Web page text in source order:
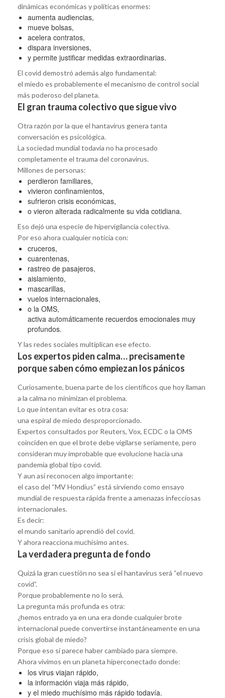
dinámicas económicas y políticas enormes:
aumenta audiencias,
mueve bolsas,
acelera contratos,
dispara inversiones,
y permite justificar medidas extraordinarias.
El covid demostró además algo fundamental:
el miedo es probablemente el mecanismo de control social
más poderoso del planeta.
El gran trauma colectivo que sigue vivo
Otra razón por la que el hantavirus genera tanta
conversación es psicológica.
La sociedad mundial todavía no ha procesado
completamente el trauma del coronavirus.
Millones de personas:
perdieron familiares,
vivieron confinamientos,
sufrieron crisis económicas,
o vieron alterada radicalmente su vida cotidiana.
Eso dejó una especie de hipervigilancia colectiva.
Por eso ahora cualquier noticia con:
cruceros,
cuarentenas,
rastreo de pasajeros,
aislamiento,
mascarillas,
vuelos internacionales,
o la OMS,
activa automáticamente recuerdos emocionales muy
profundos.
Y las redes sociales multiplican ese efecto.
Los expertos piden calma… precisamente
porque saben cómo empiezan los pánicos
Curiosamente, buena parte de los científicos que hoy llaman
a la calma no minimizan el problema.
Lo que intentan evitar es otra cosa:
una espiral de miedo desproporcionado.
Expertos consultados por Reuters, Vox, ECDC o la OMS
coinciden en que el brote debe vigilarse seriamente, pero
consideran muy improbable que evolucione hacia una
pandemia global tipo covid.
Y aun así reconocen algo importante:
el caso del “MV Hondius” está sirviendo como ensayo
mundial de respuesta rápida frente a amenazas infecciosas
internacionales.
Es decir:
el mundo sanitario aprendió del covid.
Y ahora reacciona muchísimo antes.
La verdadera pregunta de fondo
Quizá la gran cuestión no sea si el hantavirus será “el nuevo
covid”.
Porque probablemente no lo será.
La pregunta más profunda es otra:
¿hemos entrado ya en una era donde cualquier brote
internacional puede convertirse instantáneamente en una
crisis global de miedo?
Porque eso sí parece haber cambiado para siempre.
Ahora vivimos en un planeta hiperconectado donde:
los virus viajan rápido,
la información viaja más rápido,
y el miedo muchísimo más rápido todavía.